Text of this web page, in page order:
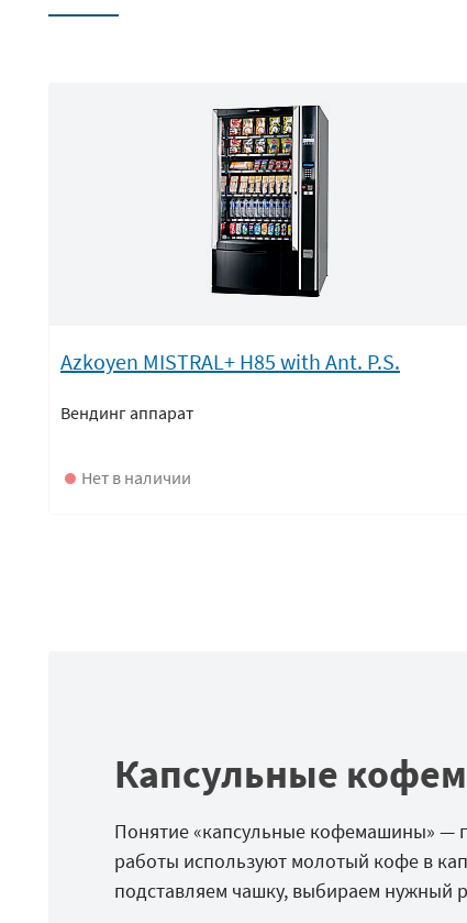
Azkoyen MISTRAL+ H85 with Ant. P.S.
Вендинг аппарат
Нет в наличии
Капсульные
Понятие «капсульные кофемашины» —
работы используют молотый кофе в
подставляем чашку, выбираем нужный